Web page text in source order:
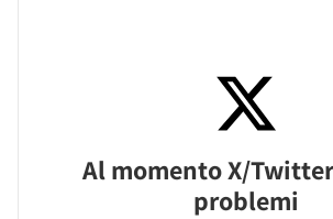
Al momento X/
problemi